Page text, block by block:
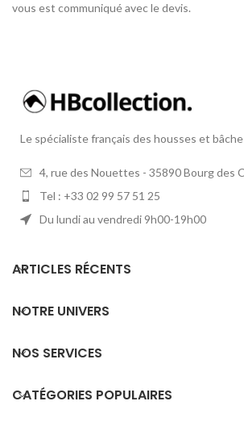
vous est communiqué avec le devis.
Le spécialiste français des housses et
4, rue des Nouettes - 35890 Bourg des
Tel : +33 02 99 57 51 25
Du lundi au vendredi 9h00-19h00
ARTICLES RÉCENTS
NOTRE UNIVERS
NOS SERVICES
CATÉGORIES POPULAIRES